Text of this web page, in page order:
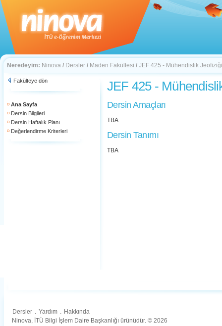
Neredeyim: Ninova / Dersler / Maden Fakültesi / JEF 425 - Mühendislik Jeofiziği
Fakülteye dön
Ana Sayfa
Dersin Bilgileri
Dersin Haftalık Planı
Değerlendirme Kriterleri
JEF 425 -
Dersin Amaçları
TBA
Dersin Tanımı
TBA
Dersler . Yardım . Hakkında
Ninova, İTÜ Bilgi İşlem Daire Başkanlığı ürünüdür. © 2026